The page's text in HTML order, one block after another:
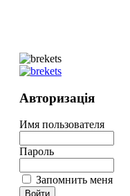
Авторизація
Имя пользователя
Пароль
Запомнить меня